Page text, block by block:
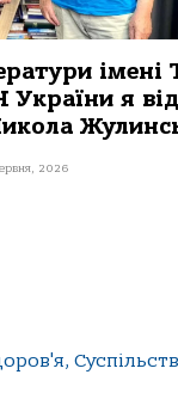
імені
я
2026